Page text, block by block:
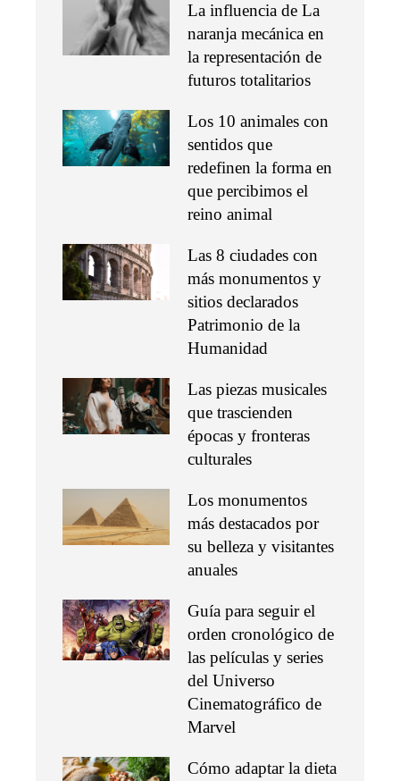
La influencia de La
naranja mecánica en
la representación de
futuros totalitarios
Los 10 animales con
sentidos que
redefinen la forma en
que percibimos el
reino animal
Las 8 ciudades con
más monumentos y
sitios declarados
Patrimonio de la
Humanidad
Las piezas musicales
que trascienden
épocas y fronteras
culturales
Los monumentos
más destacados por
su belleza y visitantes
anuales
Guía para seguir el
orden cronológico de
las películas y series
del Universo
Cinematográfico de
Marvel
Cómo adaptar la dieta